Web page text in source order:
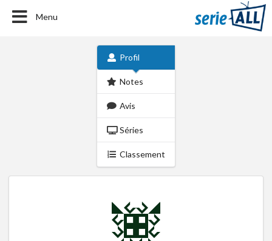
Menu
Profil
Notes
Avis
Séries
Classement